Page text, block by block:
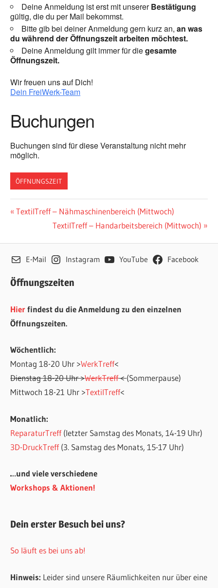
Deine Anmeldung ist erst mit unsererBestätigung
gültig, die du per Mail bekommst.
Bitte gib bei deiner Anmeldung gern kurz an,an was
du während der Öffnungszeit arbeiten möchtest.
Deine Anmeldung gilt immer für diegesamte
Öffnungszeit.
Wir freuen uns auf Dich!
Dein FreiWerk-Team
Buchungen
Buchungen sind für diese Veranstaltung nicht mehr
möglich.
ÖFFNUNGSZEIT
Beitragsnavigation
Vorheriger
TextilTreff – Nähmaschinenbereich (Mittwoch)
Nächster
TextilTreff – Handarbeitsbereich (Mittwoch)
E-Mail Instagram YouTube Facebook
Öffnungszeiten
Hierfindest du die Anmeldung zu den einzelnen
Öffnungszeiten.
Wöchentlich:
Montag 18-20 Uhr >WerkTreff<
Dienstag 18-20 Uhr >WerkTreff<(Sommerpause)
Mittwoch 18-21 Uhr >TextilTreff<
Monatlich:
ReparaturTreff(letzter Samstag des Monats, 14-19 Uhr)
3D-DruckTreff(3. Samstag des Monats, 15-17 Uhr)
…und viele verschiedene
Workshops & Aktionen!
Dein erster Besuch bei uns?
So läuft es bei uns ab!
Hinweis: Leider sind unsere Räumlichkeiten nur über eine